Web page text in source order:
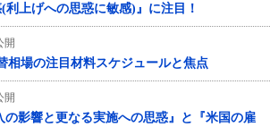
利上げへの思惑に敏感)』に注目！
開
相場の注目材料スケジュールと焦点
開
の影響と更なる実施への思惑』と『米国の雇